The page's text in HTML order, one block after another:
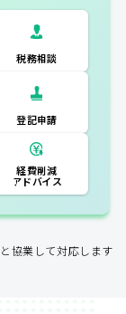
税務相談
会計ソフト記帳
給与計算
節税アドバイス
協業して対応します